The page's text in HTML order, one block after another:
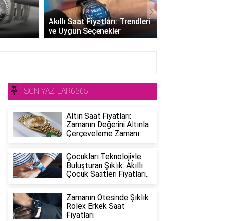
Akıllı Saat Fiyatları: Trendleri
ve Uygun Seçenekler
›
SON YAZILAR6565
Altın Saat Fiyatları:
Zamanın Değerini Altınla
Çerçeveleme Zamanı
Çocukları Teknolojiyle
Buluşturan Şıklık: Akıllı
Çocuk Saatleri Fiyatları..
Zamanın Ötesinde Şıklık:
Rolex Erkek Saat
Fiyatları